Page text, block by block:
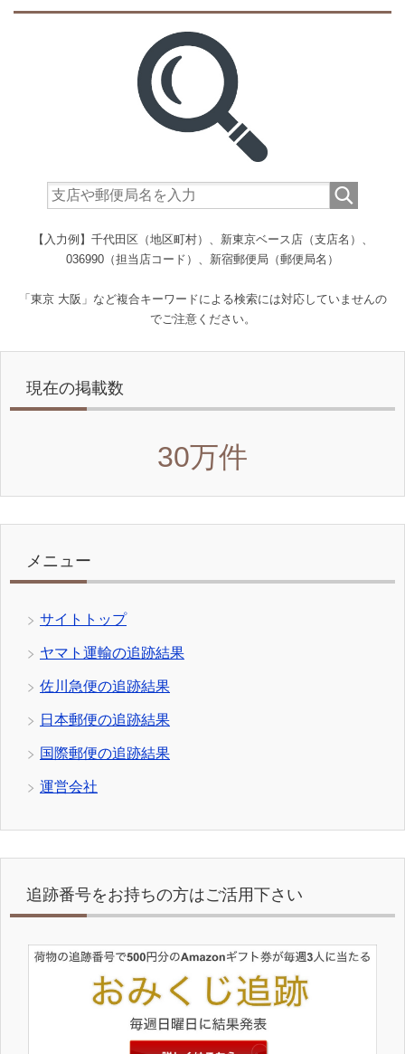
【入力例】千代田区（地区町村）、新東京ベース店（支店名）、
036990（担当店コード）、新宿郵便局（郵便局名）
「東京 大阪」など複合キーワードによる検索には対応していませんの
でご注意ください。
現在の掲載数
30万件
メニュー
サイトトップ
ヤマト運輸の追跡結果
佐川急便の追跡結果
日本郵便の追跡結果
国際郵便の追跡結果
運営会社
追跡番号をお持ちの方はご活用下さい